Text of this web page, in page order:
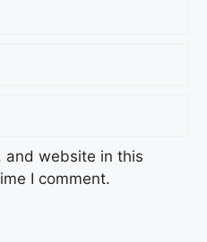
and website in this
I comment.